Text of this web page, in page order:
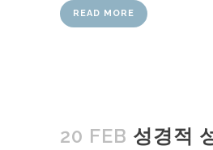
READ MORE
20 FEB 성경적